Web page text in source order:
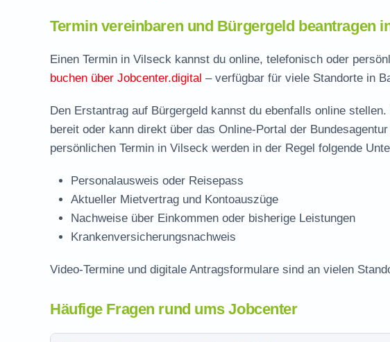
Termin vereinbaren und Bürgergeld beantragen
Einen Termin in Vilseck kannst du online, telefonisch oder
buchen über Jobcenter.digital – verfügbar für viele Standorte in
Den Erstantrag auf Bürgergeld kannst du ebenfalls online stellen.
bereit oder kann direkt über das Online-Portal der
persönlichen Termin in Vilseck werden in der Regel folgende
Personalausweis oder Reisepass
Aktueller Mietvertrag und Kontoauszüge
Nachweise über Einkommen oder bisherige Leistungen
Krankenversicherungsnachweis
Video-Termine und digitale Antragsformulare sind an vielen
Häufige Fragen rund ums Jobcenter